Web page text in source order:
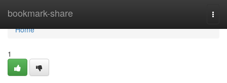
bookmark-share
Home
Home
1